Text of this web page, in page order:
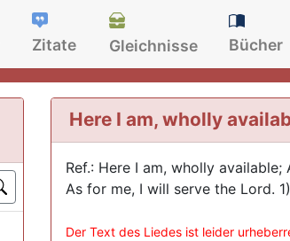
Zitate Gleichnisse Bücher
Here I am, wholly
Ref.: Here I am, wholly
As for me, I will serve the Lord.
Der Text des Liedes ist leider